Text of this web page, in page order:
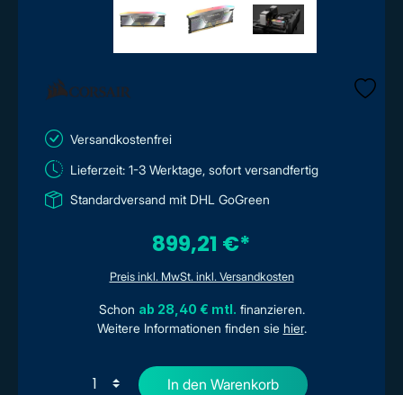
Versandkostenfrei
Lieferzeit: 1-3 Werktage, sofort versandfertig
Standardversand mit DHL GoGreen
899,21 €*
Preis inkl. MwSt. inkl. Versandkosten
Schon ab 28,40 € mtl. finanzieren.
Weitere Informationen finden sie hier.
In den Warenkorb